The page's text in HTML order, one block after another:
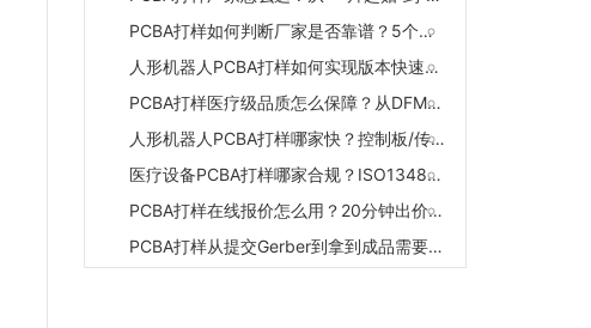
PCBA打样如何判断厂家是否靠谱？5个问题快速筛选供应商
人形机器人PCBA打样如何实现版本快速切换？多品种试制的柔性制造方案
PCBA打样医疗级品质怎么保障？从DFM到X-Ray的全流程管控
人形机器人PCBA打样哪家快？控制板/传感器板一片起贴厂家推荐
医疗设备PCBA打样哪家合规？ISO13485认证+全流程追溯厂家推荐
PCBA打样在线报价怎么用？20分钟出价、实时查进度的数字化服务体验
PCBA打样从提交Gerber到拿到成品需要几天？3-5天交付的厂家推荐